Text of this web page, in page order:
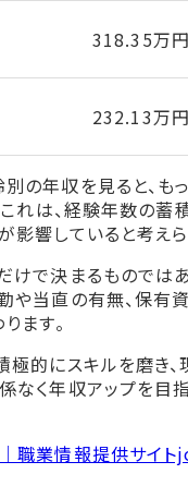
318.35万円
232.13万円
の年収を見ると、も
れは、経験年数の蓄
影響していると考えら
けで決まるものでは
や当直の有無、保有
ます。
極的にスキルを磨き
なく年収アップを目
職業情報提供サイ